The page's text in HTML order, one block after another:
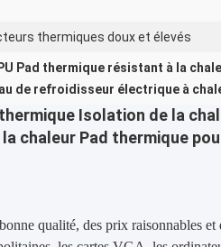
thermiques doux et élevés
Pad thermique résistant à la
de refroidisseur électrique à
Isolation de la
chaleur Pad thermique
qualité, des prix raisonnables